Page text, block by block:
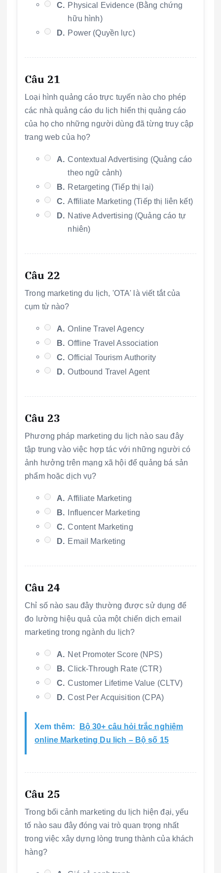
C. Physical Evidence (Bằng chứng
hữu hình)
D. Power (Quyền lực)
Câu 21
Loại hình quảng cáo trực tuyến nào cho phép
các nhà quảng cáo du lịch hiển thị quảng cáo
của họ cho những người dùng đã từng truy cập
trang web của họ?
A. Contextual Advertising (Quảng cáo
theo ngữ cảnh)
B. Retargeting (Tiếp thị lại)
C. Affiliate Marketing (Tiếp thị liên kết)
D. Native Advertising (Quảng cáo tự
nhiên)
Câu 22
Trong marketing du lịch, 'OTA' là viết tắt của
cụm từ nào?
A. Online Travel Agency
B. Offline Travel Association
C. Official Tourism Authority
D. Outbound Travel Agent
Câu 23
Phương pháp marketing du lịch nào sau đây
tập trung vào việc hợp tác với những người có
ảnh hưởng trên mạng xã hội để quảng bá sản
phẩm hoặc dịch vụ?
A. Affiliate Marketing
B.
Influencer Marketing
C. Content Marketing
D. Email Marketing
Câu 24
Chỉ số nào sau đây thường được sử dụng để
đo lường hiệu quả của một chiến dịch email
marketing trong ngành du lịch?
A. Net Promoter Score (NPS)
B. Click-Through Rate (CTR)
C. Customer Lifetime Value (CLTV)
D. Cost Per Acquisition (CPA)
Xem thêm:
Bộ 30+ câu hỏi trắc nghiệm
online Marketing Du lịch – Bộ số 15
Câu 25
Trong bối cảnh marketing du lịch hiện đại, yếu
tố nào sau đây đóng vai trò quan trọng nhất
trong việc xây dựng lòng trung thành của khách
hàng?